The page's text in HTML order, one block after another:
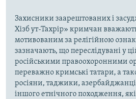
Захисники заарештованих і
Хізб ут-Тахрір» кримчан
мотивованим за релігійною
зазначають, що переслідувані у
російськими правоохоронними
переважно кримські татари, а
росіяни, таджики,
іншого етнічного походження,